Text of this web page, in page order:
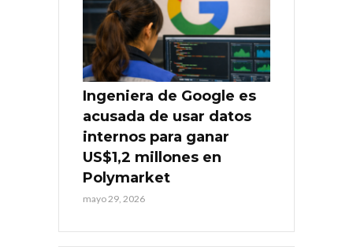
Ingeniera de Google es
acusada de usar datos
internos para ganar
US$1,2 millones en
Polymarket
mayo 29, 2026